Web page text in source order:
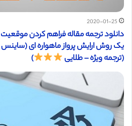
2020-01-25
دانلود ترجمه مقاله فراهم کردن موقعیت
(ترجمه ویژه – طلایی
)